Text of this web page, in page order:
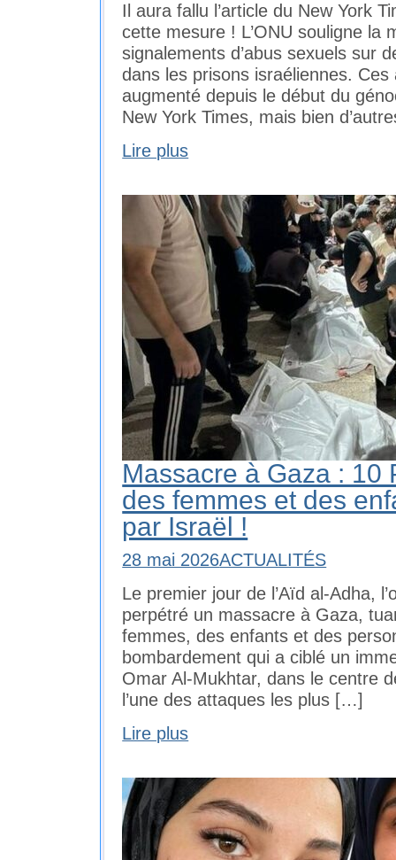
Il aura fallu l’article du New York
cette mesure ! L’ONU souligne la
signalements d’abus sexuels sur
dans les prisons israéliennes.
augmenté depuis le début du
New York Times, mais bien
Lire plus
Massacre à Gaza : 10
des femmes et des
par Israël !
28 mai 2026ACTUALITÉS
Le premier jour de l’Aïd al-Adha,
perpétré un massacre à Gaza,
femmes, des enfants et des
bombardement qui a ciblé un
Omar Al-Mukhtar, dans le centre
l’une des attaques les plus […]
Lire plus